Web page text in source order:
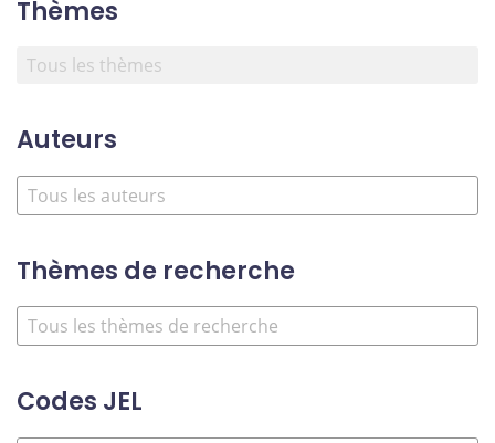
Thèmes
Auteurs
Thèmes de recherche
Codes JEL